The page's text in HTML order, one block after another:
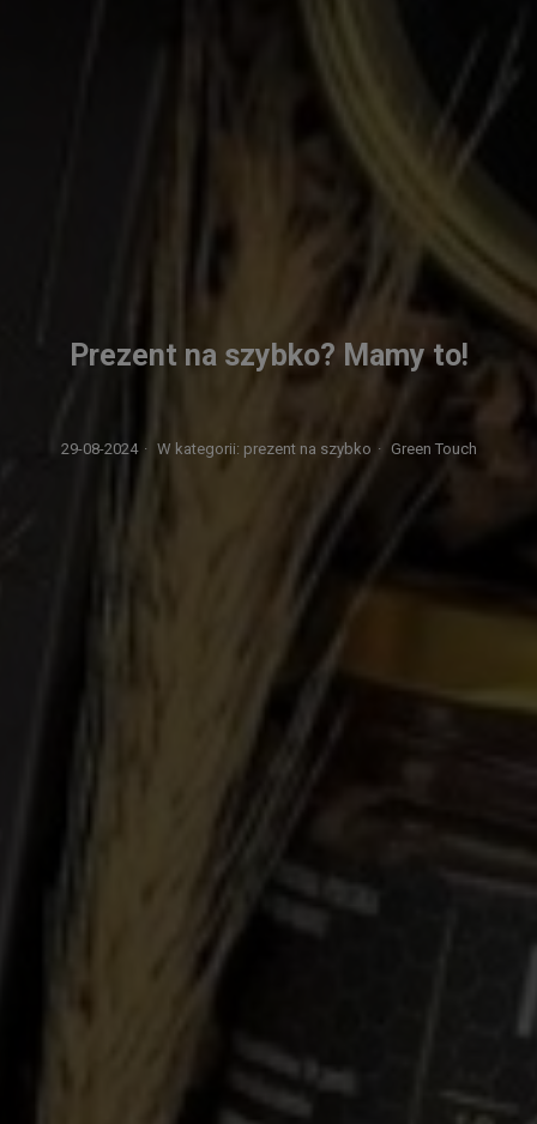
Prezent na szybko? Mamy to!
29-08-2024 · W kategorii: prezent na szybko · Green Touch